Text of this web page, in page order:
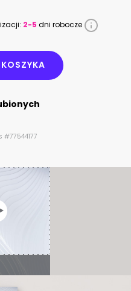
2-5 dni robocze